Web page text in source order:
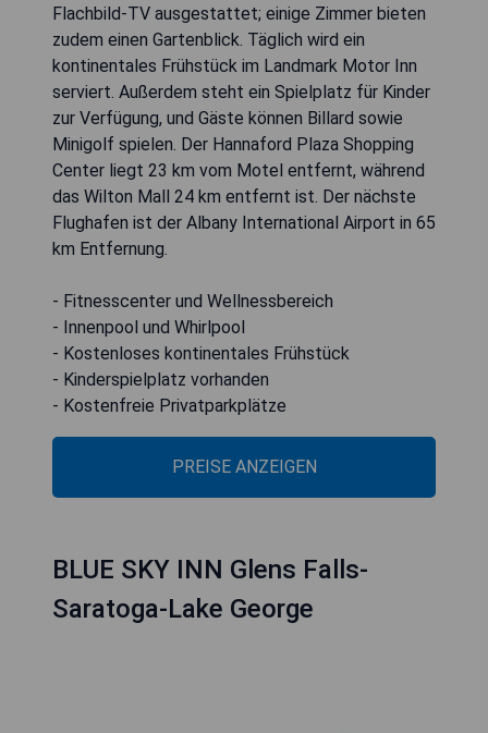
Flachbild-TV ausgestattet; einige Zimmer bieten
zudem einen Gartenblick. Täglich wird ein
kontinentales Frühstück im Landmark Motor Inn
serviert. Außerdem steht ein Spielplatz für Kinder
zur Verfügung, und Gäste können Billard sowie
Minigolf spielen. Der Hannaford Plaza Shopping
Center liegt 23 km vom Motel entfernt, während
das Wilton Mall 24 km entfernt ist. Der nächste
Flughafen ist der Albany International Airport in 65
km Entfernung.
- Fitnesscenter und Wellnessbereich
- Innenpool und Whirlpool
- Kostenloses kontinentales Frühstück
- Kinderspielplatz vorhanden
- Kostenfreie Privatparkplätze
PREISE ANZEIGEN
BLUE SKY INN Glens Falls-
Saratoga-Lake George